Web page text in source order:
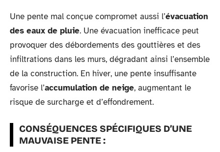
Une pente mal conçue compromet aussi l’évacuation
des eaux de pluie. Une évacuation inefficace peut
provoquer des débordements des gouttières et des
infiltrations dans les murs, dégradant ainsi l’ensemble
de la construction. En hiver, une pente insuffisante
favorise l’accumulation de neige, augmentant le
risque de surcharge et d’effondrement.
CONSÉQUENCES SPÉCIFIQUES D’UNE
MAUVAISE PENTE :